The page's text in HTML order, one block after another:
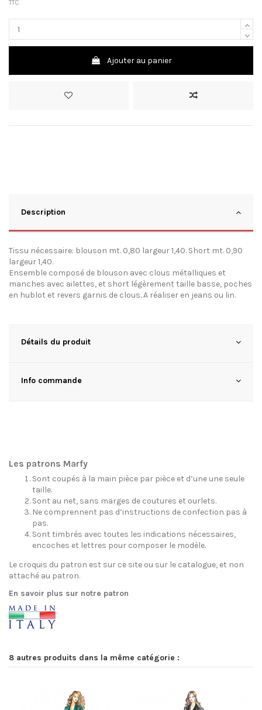
TTC
Ajouter au panier
Description
Tissu nécessaire: blouson mt. 0,80 largeur 1,40. Short mt. 0,90
largeur 1,40.
Ensemble composé de blouson avec clous métalliques et
manches avec ailettes, et short légèrement taille basse, poches
en hublot et revers garnis de clous. A réaliser en jeans ou lin.
Détails du produit
Info commande
Les patrons Marfy
Sont coupés à la main pièce par pièce et d’une une seule
taille.
Sont au net, sans marges de coutures et ourlets.
Ne comprennent pas d’instructions de confection pas à
pas.
Sont timbrés avec toutes les indications nécessaires,
encoches et lettres pour composer le modèle.
Le croquis du patron est sur ce site ou sur le catalogue, et non
attaché au patron.
En savoir plus sur notre patron
8 autres produits dans la même catégorie :